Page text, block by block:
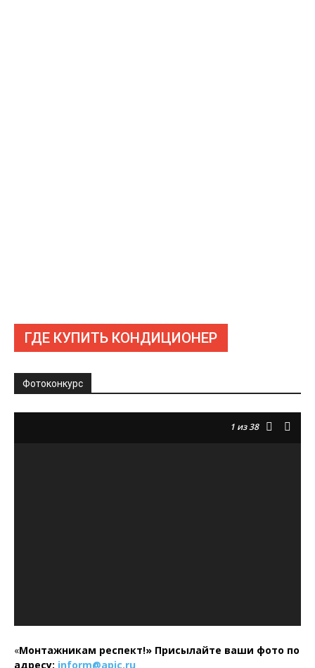
ГДЕ КУПИТЬ КОНДИЦИОНЕР
Фотоконкурс
1 из 38
«Монтажникам респект!» Присылайте ваши фото по
адресу: inform@apic.ru